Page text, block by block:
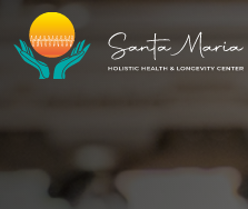
to
content